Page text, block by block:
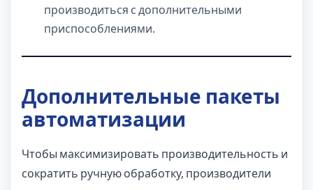
производиться с дополнительными
приспособлениями.
Дополнительные пакеты
автоматизации
Чтобы максимизировать производительность и
сократить ручную обработку, производители